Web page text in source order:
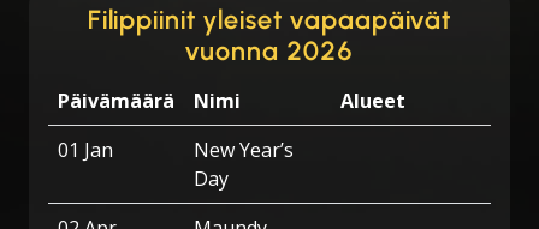
Filippiinit yleiset vapaapäivät
vuonna 2026
Päivämäärä Nimi
Alueet
01 Jan
New Year’s
Day